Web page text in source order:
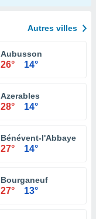
Autres villes
Aubusson
26° 14°
Azerables
28° 14°
Bénévent-l'Abbaye
27° 14°
Bourganeuf
27° 13°